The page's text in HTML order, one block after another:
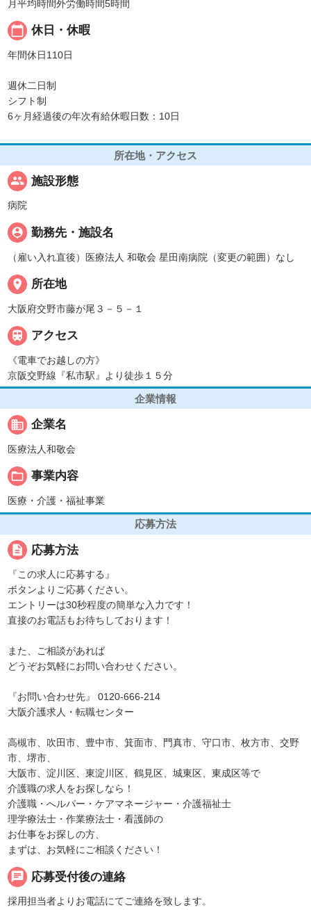
月平均時間外労働時間5時間
calendar_today 休日・休暇
年間休日110日
週休二日制
シフト制
6ヶ月経過後の年次有給休暇日数：10日
所在地・アクセス
people 施設形態
病院
person_pin 勤務先・施設名
（雇い入れ直後）医療法人 和敬会 星田南病院（変更の範囲）なし
place 所在地
大阪府交野市藤が尾３－５－１
 アクセス
《電車でお越しの方》
京阪交野線『私市駅』より徒歩１５分
企業情報
business 企業名
医療法人和敬会
folder_open 事業内容
医療・介護・福祉事業
応募方法
description 応募方法
『この求人に応募する』
ボタンよりご応募ください。
エントリーは30秒程度の簡単な入力です！
直接のお電話もお待ちしております！
また、ご相談があれば
どうぞお気軽にお問い合わせください。
『お問い合わせ先』 0120-666-214
大阪介護求人・転職センター
高槻市、吹田市、豊中市、箕面市、門真市、守口市、枚方市、交野
市、堺市、
大阪市、淀川区、東淀川区、鶴見区、城東区、東成区等で
介護職の求人をお探しなら！
介護職・へルパー・ケアマネージャー・介護福祉士
理学療法士・作業療法士・看護師の
お仕事をお探しの方、
まずは、お気軽にご相談ください！
chat 応募受付後の連絡
採用担当者よりお電話にてご連絡を致します。